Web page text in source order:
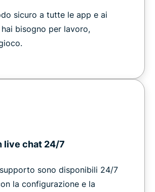
sicuro a tutte le app e ai
bisogno per lavoro,
live chat 24/7
sono disponibili 24/7
la configurazione e la